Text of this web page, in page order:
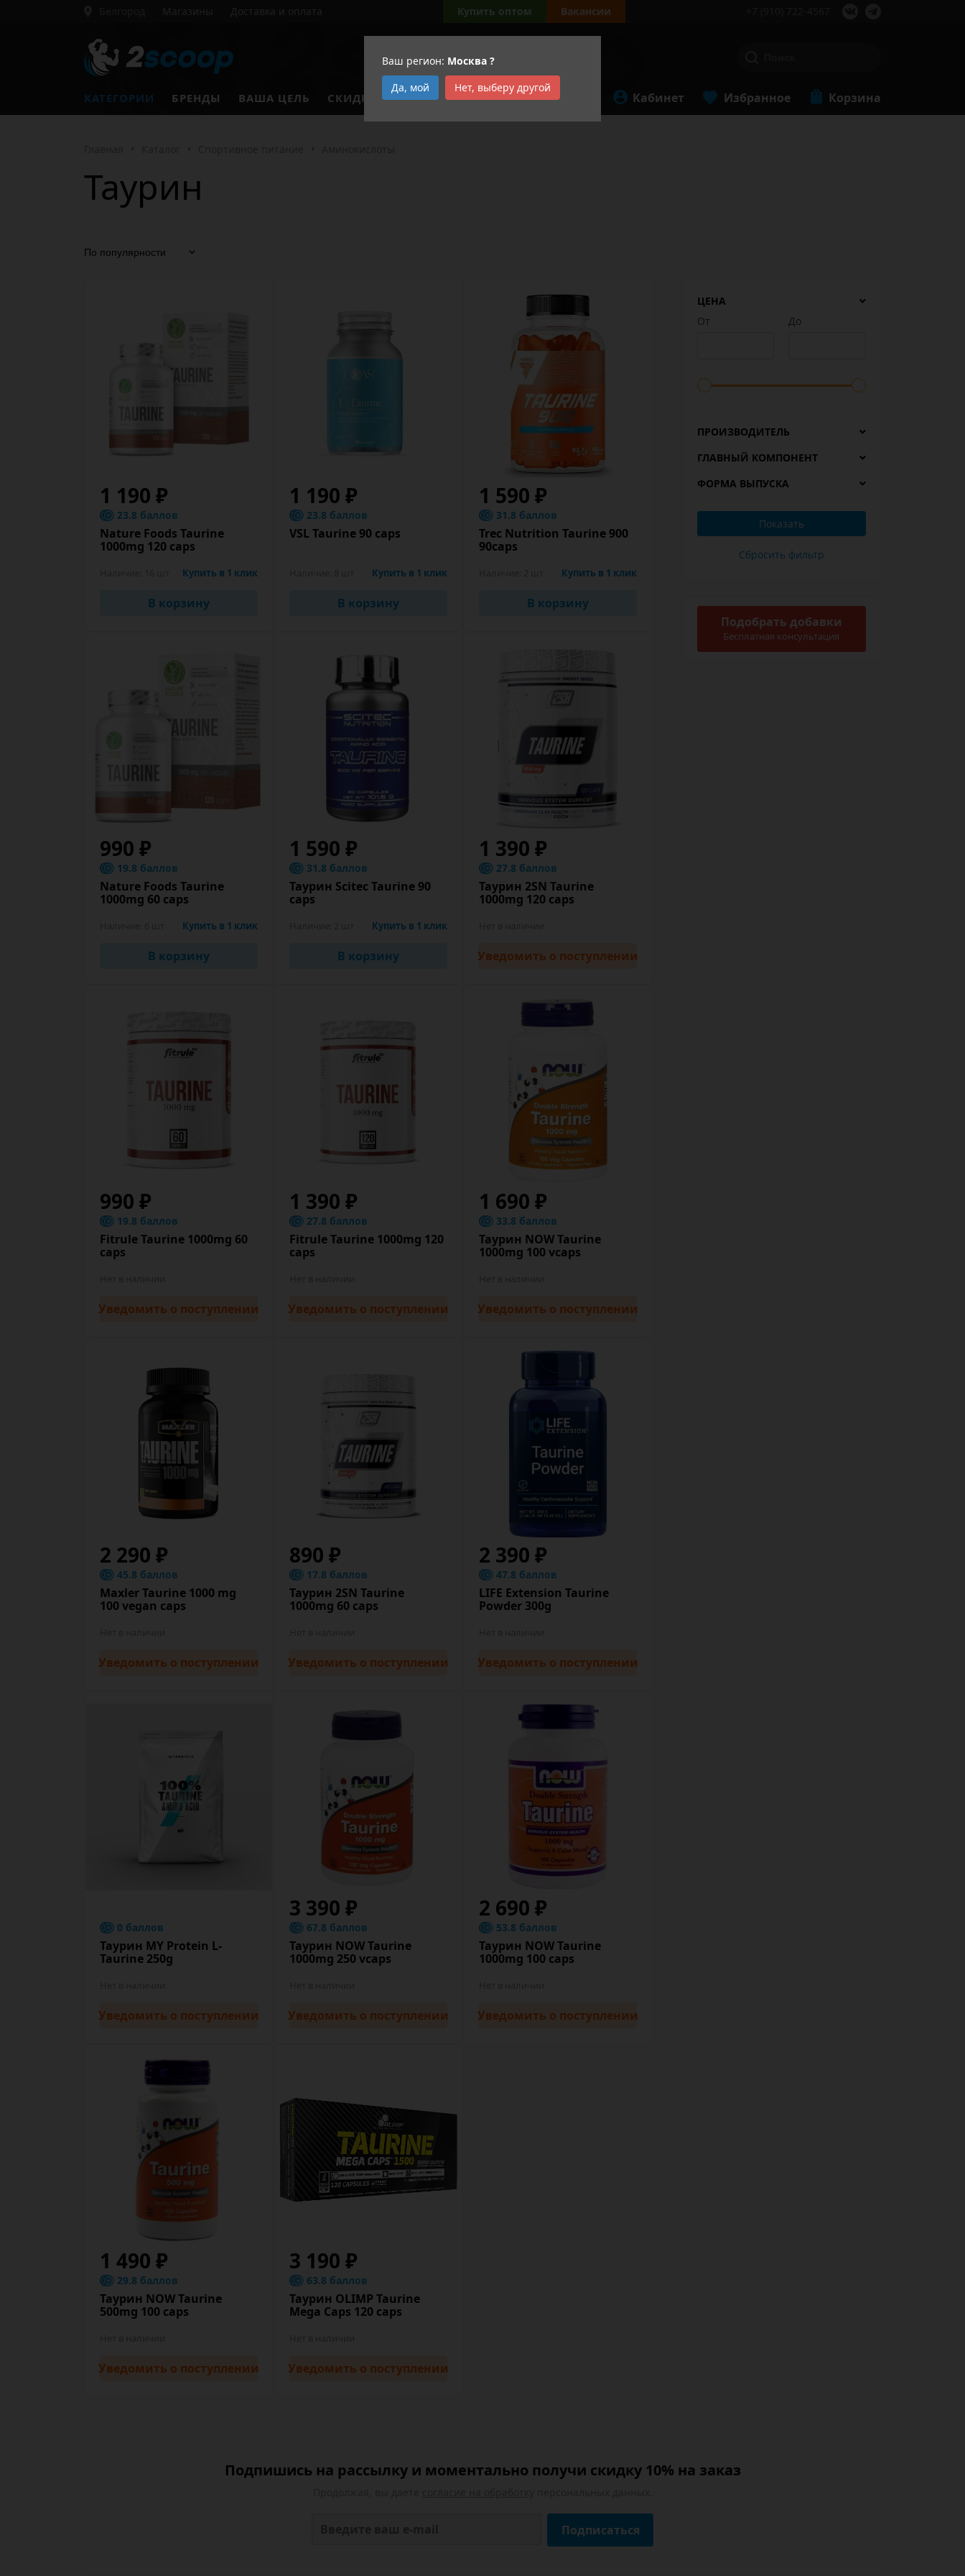
Ваш регион: Москва ?
Да, мой
Нет, выберу другой
Магазины Доставка и оплата Купить оптом Вакансии
КАТЕГОРИИ БРЕНДЫ ВАША ЦЕЛЬ СКИДКИ АКЦИИ Кабинет Избранное Корзина
Таурин
ЦЕНА
От
До
ПРОИЗВОДИТЕЛЬ
ГЛАВНЫЙ КОМПОНЕНТ
ФОРМА ВЫПУСКА
Подобрать добавки
Бесплатная консультация
1 190 ₽
23.8 баллов
Nature Foods Taurine
1000mg 120 caps
Купить в 1 клик
В корзину
1 190 ₽
23.8 баллов
VSL Taurine 90 caps
Купить в 1 клик
В корзину
1 590 ₽
31.8 баллов
Trec Nutrition Taurine 900
90caps
Купить в 1 клик
В корзину
990 ₽
19.8 баллов
Nature Foods Taurine
1000mg 60 caps
Купить в 1 клик
В корзину
1 590 ₽
31.8 баллов
Таурин Scitec Taurine 90
caps
Купить в 1 клик
В корзину
1 390 ₽
27.8 баллов
Таурин 2SN Taurine
1000mg 120 caps
Уведомить о поступлении
990 ₽
19.8 баллов
Fitrule Taurine 1000mg 60
caps
Уведомить о поступлении
1 390 ₽
27.8 баллов
Fitrule Taurine 1000mg 120
caps
Уведомить о поступлении
1 690 ₽
33.8 баллов
Таурин NOW Taurine
1000mg 100 vcaps
Уведомить о поступлении
2 290 ₽
45.8 баллов
Maxler Taurine 1000 mg
100 vegan caps
Уведомить о поступлении
890 ₽
17.8 баллов
Таурин 2SN Taurine
1000mg 60 caps
Уведомить о поступлении
2 390 ₽
47.8 баллов
LIFE Extension Taurine
Powder 300g
Уведомить о поступлении
0 баллов
Таурин MY Protein L-
Taurine 250g
Уведомить о поступлении
3 390 ₽
67.8 баллов
Таурин NOW Taurine
1000mg 250 vcaps
Уведомить о поступлении
2 690 ₽
53.8 баллов
Таурин NOW Taurine
1000mg 100 caps
Уведомить о поступлении
1 490 ₽
29.8 баллов
Таурин NOW Taurine
500mg 100 caps
Уведомить о поступлении
3 190 ₽
63.8 баллов
Таурин OLIMP Taurine
Mega Caps 120 caps
Уведомить о поступлении
Подпишись на рассылку и моментально получи скидку 10% на заказ
Подписаться